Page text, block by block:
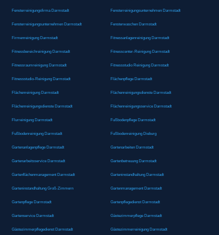
Fensterreinigungsfirma Darmstadt Fensterreinigungsunternehmen Darmstadt
Fensterreinigungsunternehmen Darmstadt Fensterwaschen Darmstadt
Firmenreinigung Darmstadt Fitnessanlagenreinigung Darmstadt
Fitnessbereichreinigung Darmstadt Fitnesscenter-Reinigung Darmstadt
Fitnessraumreinigung Darmstadt Fitnessstudio Reinigung Darmstadt
Fitnessstudio-Reinigung Darmstadt Flächenpflege Darmstadt
Flächenreinigung Darmstadt Flächenreinigungsdienste Darmstadt
Flächenreinigungsdienste Darmstadt Flächenreinigungsservice Darmstadt
Flurreinigung Darmstadt Fußbodenpflege Darmstadt
Fußbodenreinigung Darmstadt Fußbodenreinigung Dieburg
Gartenanlagenpflege Darmstadt Gartenarbeiten Darmstadt
Gartenarbeitsservice Darmstadt Gartenbetreuung Darmstadt
Gartenflächenmanagement Darmstadt Garteninstandhaltung Darmstadt
Garteninstandhaltung Groß-Zimmern Gartenmanagement Darmstadt
Gartenpflege Darmstadt Gartenpflegedienst Darmstadt
Gartenservice Darmstadt Gästezimmerpflege Darmstadt
Gästezimmerpflegedienst Darmstadt Gästezimmerreinigung Darmstadt